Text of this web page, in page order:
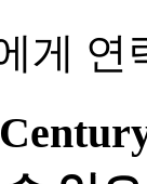
게 연